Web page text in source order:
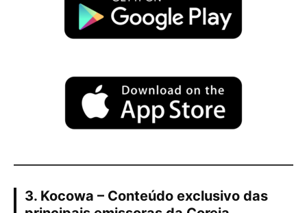
3. Kocowa – Conteúdo exclusivo das